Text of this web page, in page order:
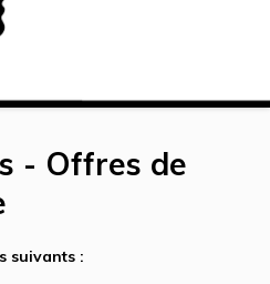
- Offres de
suivants :